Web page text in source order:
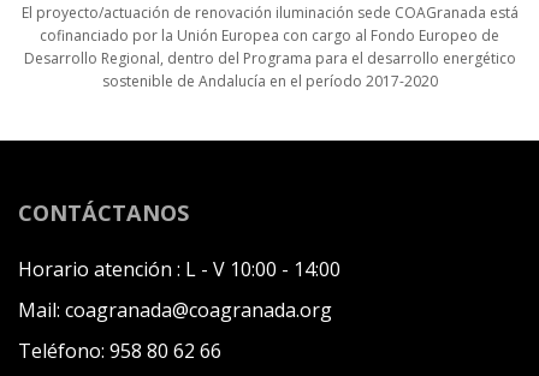
El proyecto/actuación de renovación iluminación sede COAGranada está
cofinanciado por la Unión Europea con cargo al Fondo Europeo de
Desarrollo Regional, dentro del Programa para el desarrollo energético
sostenible de Andalucía en el período 2017-2020
CONTÁCTANOS
Horario atención : L - V 10:00 - 14:00
Mail: coagranada@coagranada.org
Teléfono: 958 80 62 66